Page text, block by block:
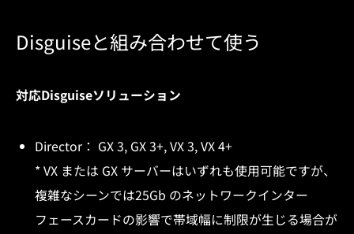
Disguiseと組み合わせて使う
対応Disguiseソリューション
Director： GX 3, GX 3+, VX 3, VX 4+
* VX または GX サーバーはいずれも使用可能ですが、
複雑なシーンでは25Gb のネットワークインター
フェースカードの影響で帯域幅に制限が生じる場合が